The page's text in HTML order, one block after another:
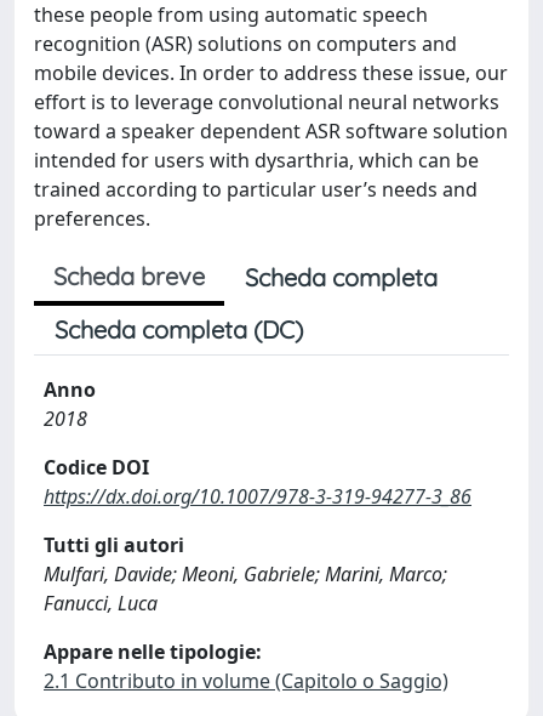
these people from using automatic speech
recognition (ASR) solutions on computers and
mobile devices. In order to address these issue, our
effort is to leverage convolutional neural networks
toward a speaker dependent ASR software solution
intended for users with dysarthria, which can be
trained according to particular user’s needs and
preferences.
Scheda breve
Scheda completa
Scheda completa (DC)
Anno
2018
Codice DOI
https://dx.doi.org/10.1007/978-3-319-94277-3_86
Tutti gli autori
Mulfari, Davide; Meoni, Gabriele; Marini, Marco;
Fanucci, Luca
Appare nelle tipologie:
2.1 Contributo in volume (Capitolo o Saggio)